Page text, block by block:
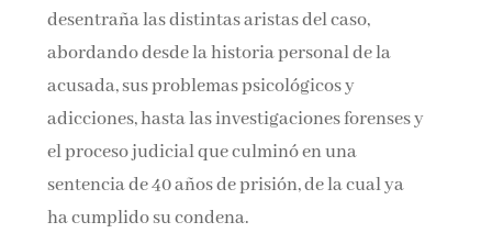
desentraña las distintas aristas del caso,
abordando desde la historia personal de la
acusada, sus problemas psicológicos y
adicciones, hasta las investigaciones forenses y
el proceso judicial que culminó en una
sentencia de 40 años de prisión, de la cual ya
ha cumplido su condena.